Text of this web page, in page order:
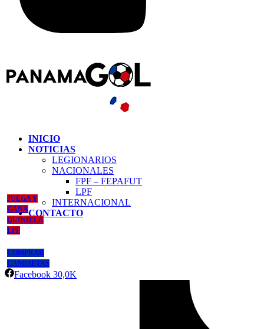
INICIO
NOTICIAS
LEGIONARIOS
NACIONALES
FPF – FEPAFUT
LPF
INTERNACIONAL
CONTACTO
JUEGA Y
GANA
QUINIELA
LPF
COMPRAR
CAMISETAS
Facebook 30,0K